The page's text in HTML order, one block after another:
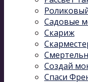
Садовые
Скариж
Создай
Спаси